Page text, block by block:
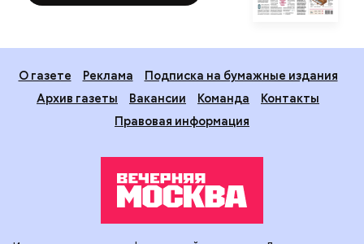
О газете Реклама
Подписка на бумажные издания
Архив газеты
Вакансии Команда
Контакты
Правовая информация